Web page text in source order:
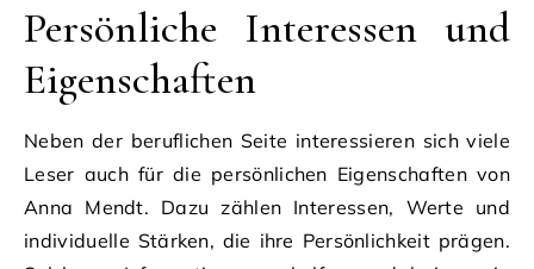
Persönliche Interessen und
Eigenschaften
Neben der beruflichen Seite interessieren sich viele
Leser auch für die persönlichen Eigenschaften von
Anna Mendt. Dazu zählen Interessen, Werte und
individuelle Stärken, die ihre Persönlichkeit prägen.